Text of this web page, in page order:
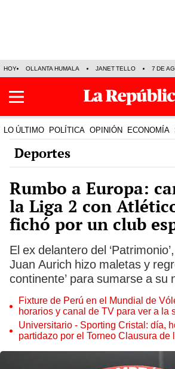
HOY OLLANTA HUMALA JANET TELLO 7 DE
LO ÚLTIMO POLÍTICA OPINIÓN ECONOMÍA
Deportes
Rumbo a Europa:
la Liga 2 con
fichó por un club
El ex delantero del
Juan Aurich hizo maletas y
continente’ para sumarse a su
Fixture de Perú en el Mundial de
horarios y canal de TV para ver a la
torneo
Universitario - Sporting Cristal: día,
partidazo por el Torneo Clausura de